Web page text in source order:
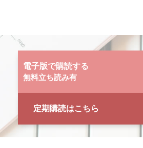
電子版で購読する
無料立ち読み有
定期購読はこちら